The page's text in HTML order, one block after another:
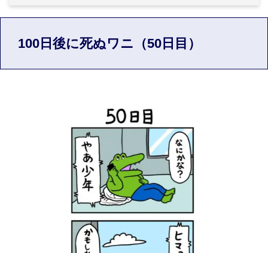
100日後に死ぬワニ（50日目）